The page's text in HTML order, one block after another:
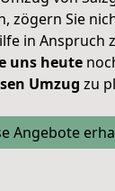
zögern Sie
in Anspruch
uns heute
Umzug zu
Angebote